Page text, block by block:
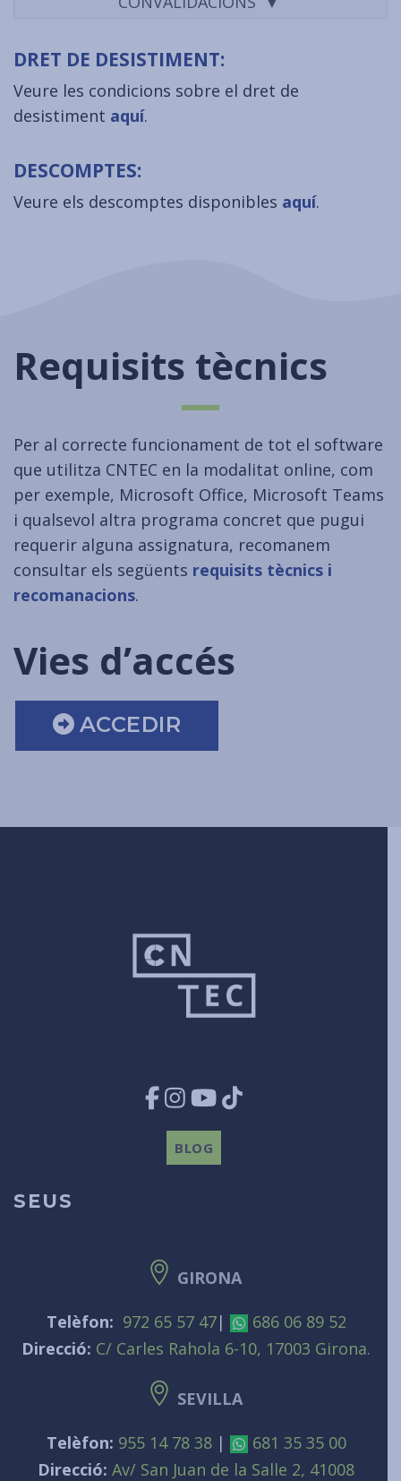
DRET DE DESISTIMENT:
Veure les condicions sobre el dret de
desistiment aquí.
DESCOMPTES:
Veure els descomptes disponibles aquí.
Requisits tècnics
Per al correcte funcionament de tot el software
que utilitza CNTEC en la modalitat online, com
per exemple, Microsoft Office, Microsoft Teams
i qualsevol altra programa concret que pugui
requerir alguna assignatura, recomanem
consultar els següents requisits tècnics i
recomanacions.
Vies d’accés
ACCEDIR
BLOG
SEUS
GIRONA
Telèfon: 972 65 57 47|
686 06 89 52
Direcció: C/ Carles Rahola 6-10, 17003 Girona.
SEVILLA
Telèfon: 955 14 78 38 |
681 35 35 00
Direcció: Av/ San Juan de la Salle 2, 41008